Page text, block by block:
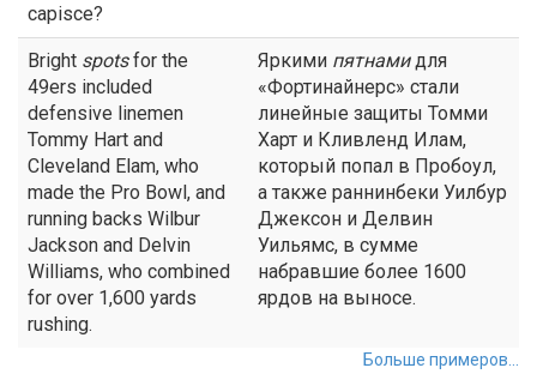
capisce?
Bright spotsfor the
49ers included
defensive linemen
Tommy Hart and
Cleveland Elam, who
made the Pro Bowl, and
running backs Wilbur
Jackson and Delvin
Williams, who combined
for over 1,600 yards
rushing.
Яркими пятнамидля
«Фортинайнерс» стали
линейные защиты Томми
Харт и Кливленд Илам,
который попал в Пробоул,
а также раннинбеки Уилбур
Джексон и Делвин
Уильямс, в сумме
набравшие более 1600
ярдов на выносе.
Больше примеров...